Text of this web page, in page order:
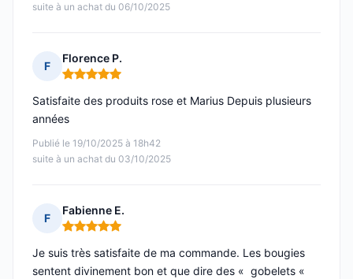
suite à un achat du 06/10/2025
F
Florence P.
Note : 5 sur 5
Publié le 19/10/2025 à 18h42
suite à un achat du 03/10/2025
Satisfaite des produits rose et Marius Depuis plusieurs
années
F
Fabienne E.
Note : 5 sur 5
Je suis très satisfaite de ma commande. Les bougies
sentent divinement bon et que dire des « gobelets «